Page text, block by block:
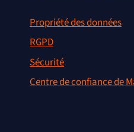
Propriété des données
RGPD
Sécurité
Centre de confiance de